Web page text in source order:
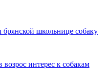
школьнице собаку
интерес к собакам